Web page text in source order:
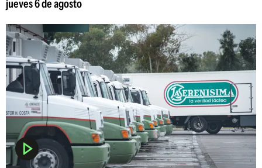
jueves 6 de agosto